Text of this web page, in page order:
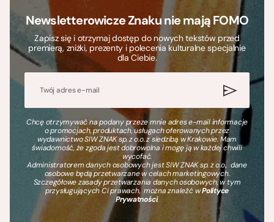
Newsletterowicze Znaku nie mają FOMO
Zapisz się i otrzymaj dostęp do nowych tekstów przed
premierą, zniżki, prezenty i polecenia kulturalne specjalnie
dla Ciebie.
Chcę otrzymywać na podany przeze mnie adres e-mail informacje
o promocjach, produktach, usługach oferowanych przez
wydawnictwo SIW ZNAK sp. z o.o. z siedzibą w Krakowie. Mam
świadomość, że zgoda jest dobrowolna i mogę ją w każdej chwili
wycofać.
Administratorem danych osobowych jest SIW ZNAK sp. z o.o., dane
osobowe będą przetwarzane w celach marketingowych.
Szczegółowe zasady przetwarzania danych osobowych, w tym
przysługujących Ci prawach, można znaleźć wPolityce
Prywatności.